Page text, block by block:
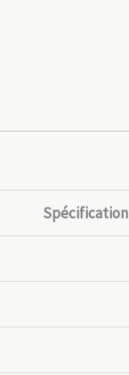
Spécification